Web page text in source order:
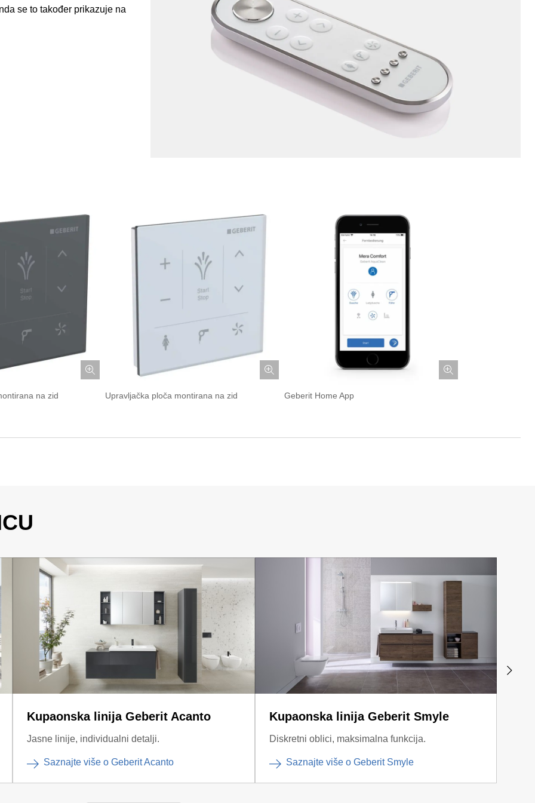
se to također prikazuje na
na zid Upravljačka ploča montirana na zid Geberit Home App
Kupaonska linija Geberit Acanto
Jasne linije, individualni detalji.
Saznajte više o Geberit Acanto
Kupaonska linija Geberit Smyle
Diskretni oblici, maksimalna funkcija.
Saznajte više o Geberit Smyle